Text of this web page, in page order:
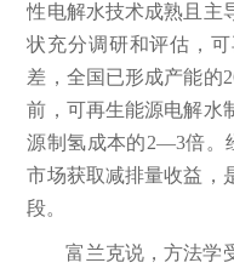
性电解水技术成熟且主
状充分调研和评估，
差，全国已形成产能的
前，可再生能源电解水
源制氢成本的2—3倍。
市场获取减排量收益，
段。
富兰克说，方法学